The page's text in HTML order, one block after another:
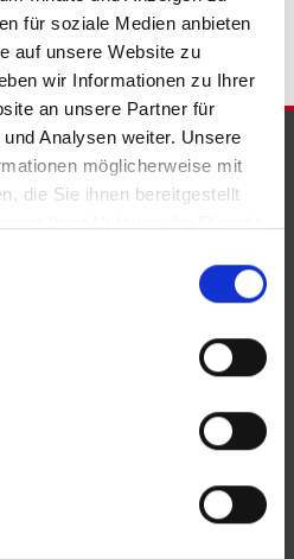
für soziale Medien anbieten
auf unsere Website zu
wir Informationen zu Ihrer
an unsere Partner für
Analysen weiter. Unsere
möglicherweise mit
die Sie ihnen bereitgestellt